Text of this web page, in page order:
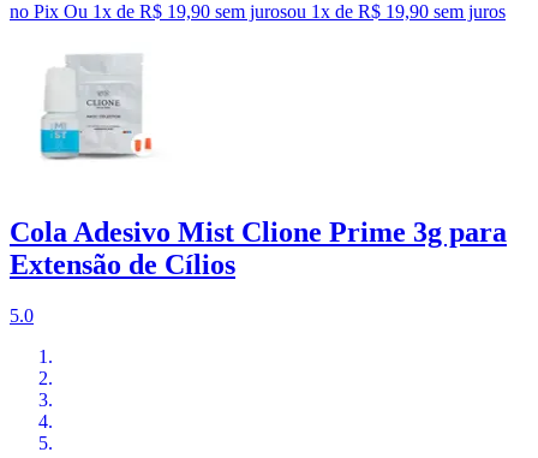
no Pix Ou 1x de R$ 19,90 sem jurosou 1x de R$ 19,90 sem juros
Cola Adesivo Mist Clione Prime 3g para
Extensão de Cílios
5.0